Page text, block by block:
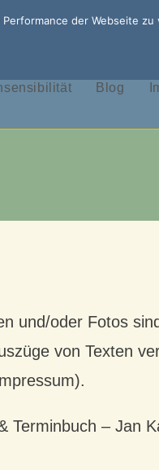
Blog
und/oder Fotos sind
von Texten
Terminbuch – Jan
der Webseite zu